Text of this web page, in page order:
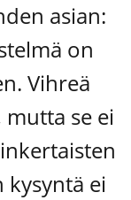
asian:
on
Vih­reä
se ei
kysyn­tä ei